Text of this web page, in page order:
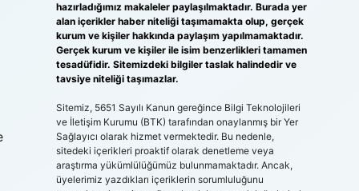
hazırladığımız makaleler paylaşılmaktadır. Burada yer
alan içerikler haber niteliği taşımamakta olup, gerçek
kurum ve kişiler hakkında paylaşım yapılmamaktadır.
Gerçek kurum ve kişiler ile isim benzerlikleri tamamen
tesadüfidir. Sitemizdeki bilgiler taslak halindedir ve
tavsiye niteliği taşımazlar.
Sitemiz, 5651 Sayılı Kanun gereğince Bilgi Teknolojileri
ve İletişim Kurumu (BTK) tarafından onaylanmış bir Yer
Sağlayıcı olarak hizmet vermektedir. Bu nedenle,
sitedeki içerikleri proaktif olarak denetleme veya
araştırma yükümlülüğümüz bulunmamaktadır. Ancak,
üyelerimiz yazdıkları içeriklerin sorumluluğunu